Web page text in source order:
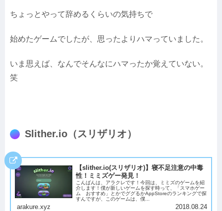
ちょっとやって辞めるくらいの気持ちで
始めたゲームでしたが、思ったよりハマっていました。
いま思えば、なんでそんなにハマったか覚えていない。
笑
Slither.io（スリザリオ）
【slither.io(スリザリオ)】寝不足注意の中毒
性！ミミズゲー発見！
こんばんは、アラクレです！今回は、ミミズのゲームを紹
介します！僕が新しいゲームを探す時って、「スマホゲー
ム おすすめ」とかでググるかAppStoreのランキングで探
すんですが、このゲームは、僕...
arakure.xyz 2018.08.24